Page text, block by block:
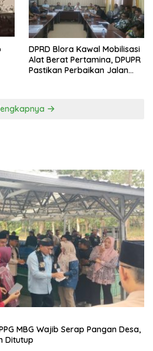
DPRD Blora Kawal Mobilisasi
Alat Berat Pertamina, DPUPR
Pastikan Perbaikan Jalan
MBG Wajib Serap Pangan Desa,
Ditutup